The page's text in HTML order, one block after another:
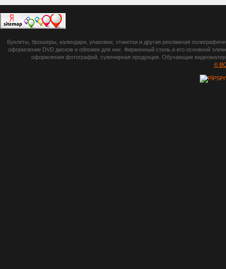
botsetto.ru -
photoshop,
шрифты,
Буклеты, брошюры, календари, упаковки, этикетки и другая рекламная
оформление DVD дисков и обложек для них. Фирменный стиль и его основной
оформления фотографий, сувенирная продукция. Обучающие
©